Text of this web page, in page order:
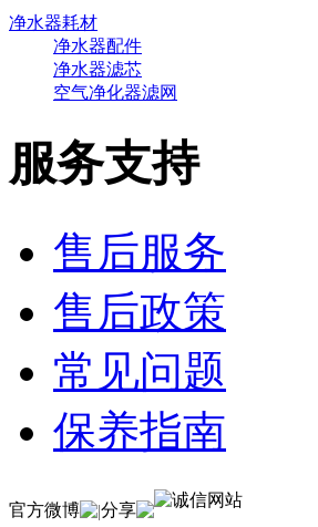
净水器耗材
净水器配件
净水器滤芯
空气净化器滤网
服务支持
售后服务
售后政策
常见问题
保养指南
官方微博 |分享